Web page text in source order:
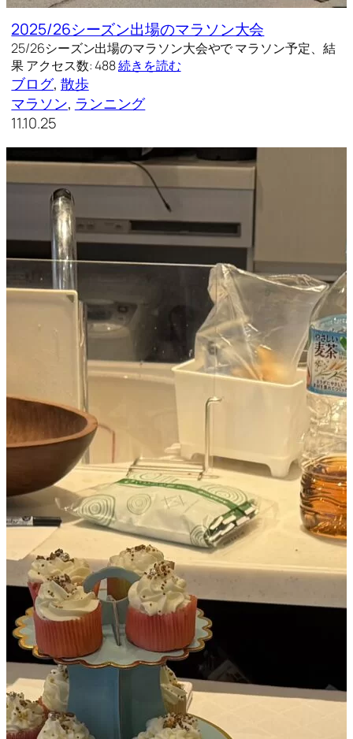
2025/26シーズン出場のマラソン大会
25/26シーズン出場のマラソン大会やで マラソン予定、結
果 アクセス数: 488続きを読む
ブログ, 散歩
マラソン, ランニング
11.10.25